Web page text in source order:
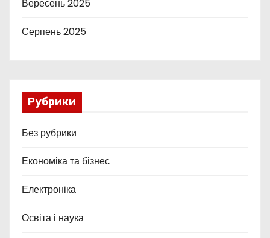
Вересень 2025
Серпень 2025
Рубрики
Без рубрики
Економіка та бізнес
Електроніка
Освіта і наука